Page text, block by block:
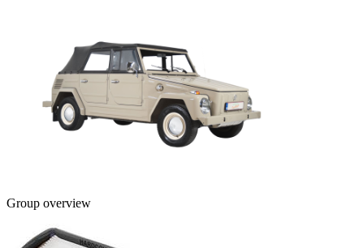
Group overview